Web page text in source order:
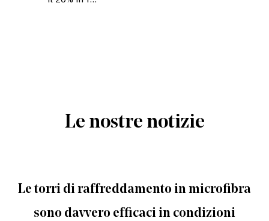
Le nostre notizie
Le torri di raffreddamento in microfibra
sono davvero efficaci in condizioni